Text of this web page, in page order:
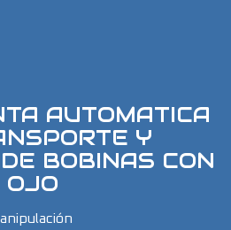
AUTOMATICA
Y
BOBINAS CON
OJO